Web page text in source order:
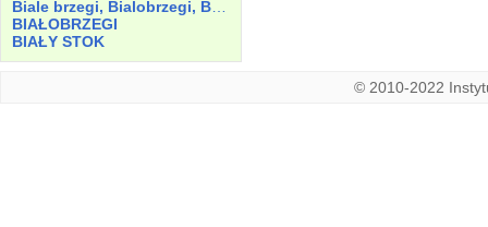
BIAŁOBRZEGI
BIAŁY STOK
© 2010-2022